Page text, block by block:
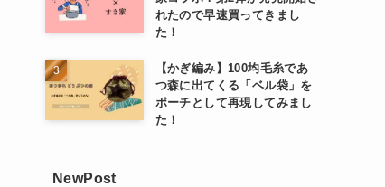
れたので早速買ってきまし
た！
【かぎ編み】100均毛糸であ
つ森に出てくる「ベル袋」を
ポーチとして再現してみまし
た！
NewPost